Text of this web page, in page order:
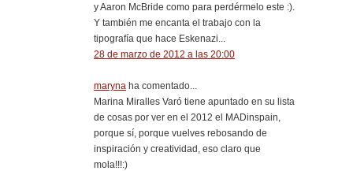
y Aaron McBride como para perdérmelo este :).
Y también me encanta el trabajo con la
tipografía que hace Eskenazi...
28 de marzo de 2012 a las 20:00
maryna ha comentado...
Marina Miralles Varó tiene apuntado en su lista
de cosas por ver en el 2012 el MADinspain,
porque sí, porque vuelves rebosando de
inspiración y creatividad, eso claro que
mola!!!:)